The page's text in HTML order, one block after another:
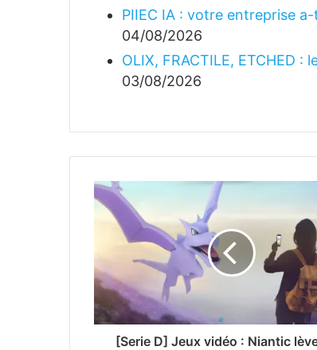
PIIEC IA : votre entreprise
04/08/2026
OLIX, FRACTILE, ETCHED
03/08/2026
[Serie D] Jeux vidéo : Niantic